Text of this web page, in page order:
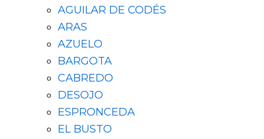
AGUILAR DE CODÉS
ARAS
AZUELO
BARGOTA
CABREDO
DESOJO
ESPRONCEDA
EL BUSTO